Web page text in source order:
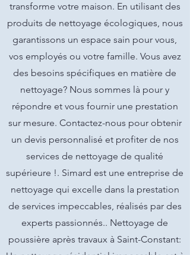
transforme votre maison. En utilisant des
produits de nettoyage écologiques, nous
garantissons un espace sain pour vous,
vos employés ou votre famille. Vous avez
des besoins spécifiques en matière de
nettoyage? Nous sommes là pour y
répondre et vous fournir une prestation
sur mesure. Contactez-nous pour obtenir
un devis personnalisé et profiter de nos
services de nettoyage de qualité
supérieure !. Simard est une entreprise de
nettoyage qui excelle dans la prestation
de services impeccables, réalisés par des
experts passionnés.. Nettoyage de
poussière après travaux à Saint-Constant: